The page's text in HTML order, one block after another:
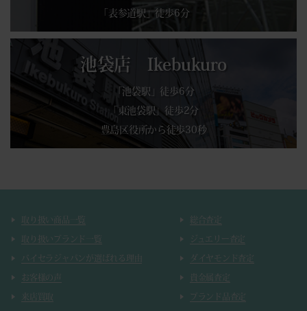
「表参道駅」徒歩6分
池袋店 Ikebukuro
「池袋駅」徒歩6分
「東池袋駅」徒歩2分
豊島区役所から徒歩30秒
取り扱い商品一覧
取り扱いブランド一覧
バイセラジャパンが選ばれる理由
お客様の声
来店買取
総合査定
ジュエリー査定
ダイヤモンド査定
貴金属査定
ブランド品査定